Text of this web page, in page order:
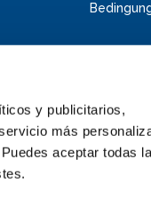
y publicitarios,
más
aceptar todas